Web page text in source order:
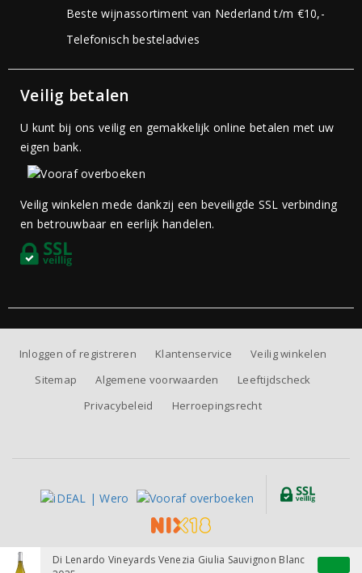
Di Lenardo Vineyards Venezia Giulia Sauvignon Blanc
Beste wijnassortiment van Nederland t/m €10,-
Telefonisch besteladvies
Veilig betalen
U kunt bij ons veilig en gemakkelijk online betalen met uw
eigen bank.
Veilig winkelen mede dankzij een beveiligde SSL verbinding
en betrouwbaar en eerlijk handelen.
Inloggen of registreren Klantenservice
Veilig winkelen
Sitemap
Algemene voorwaarden
Leeftijdscheck
Privacybeleid
Herroepingsrecht
Alle prijzen zijn inclusief BTW, exclusief eventuele verzendkosten.